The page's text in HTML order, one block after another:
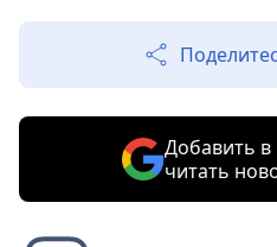
Добавить
читать